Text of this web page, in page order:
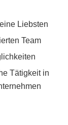
Liebsten
Team
Tätigkeit in